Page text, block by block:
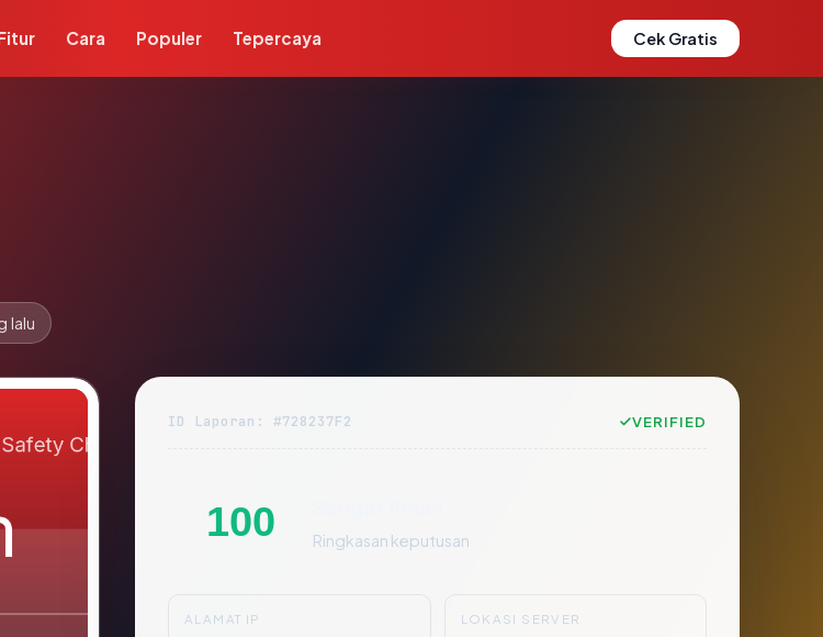
Cara Populer Tepercaya Cek Gratis
lalu
ID Laporan: #728237F2 VERIFIED
100 Ringkasan keputusan
ALAMAT IP LOKASI SERVER